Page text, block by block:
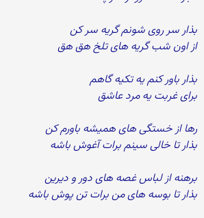
بذار سر روی شونم گریه سر کن
از اون شب گریه های تلخ هق هق
بذار باور کنم یه تکیه گاهم
برای غربت یه مرد عاشق
رها از خستگی های همیشه باورم کن
بذار تا خالی سینم برات آغوش باشه
برهنه از لباس غصه های دور و دیرین
بذار تا بوسه های من برات تن پوش باشه